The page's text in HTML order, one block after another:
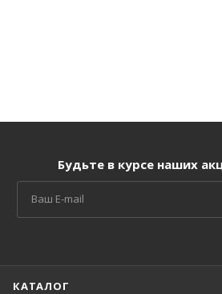
Будьте в курсе наших
КАТАЛОГ